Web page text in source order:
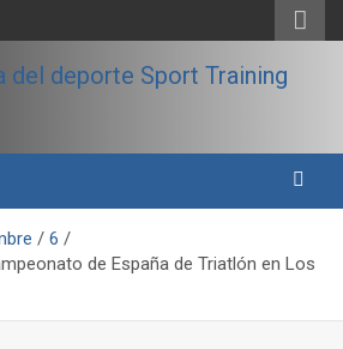
del deporte
6
de España de Triatlón en Los